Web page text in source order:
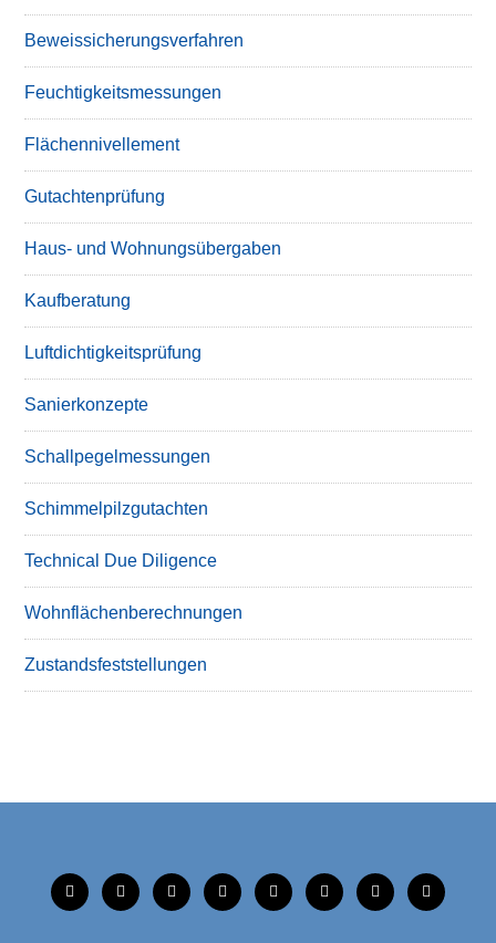
Beweissicherungsverfahren
Feuchtigkeitsmessungen
Flächennivellement
Gutachtenprüfung
Haus- und Wohnungsübergaben
Kaufberatung
Luftdichtigkeitsprüfung
Sanierkonzepte
Schallpegelmessungen
Schimmelpilzgutachten
Technical Due Diligence
Wohnflächenberechnungen
Zustandsfeststellungen
tiktok instagramfacebooklinkedinxing linkedinmobilemail